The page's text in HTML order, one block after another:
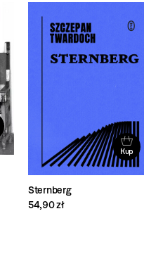
Kup
Sternberg
54,90 zł